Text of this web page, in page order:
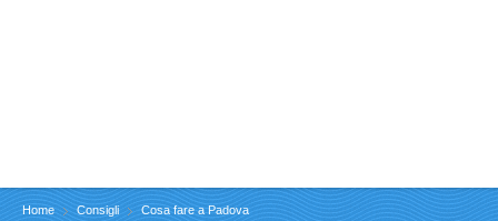
Home Consigli Cosa fare a Padova